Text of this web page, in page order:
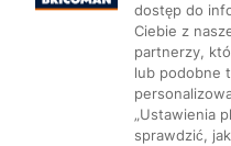
dostęp do
Ciebie z
partnerzy,
lub podobne
„Ustawienia
sprawdzić,